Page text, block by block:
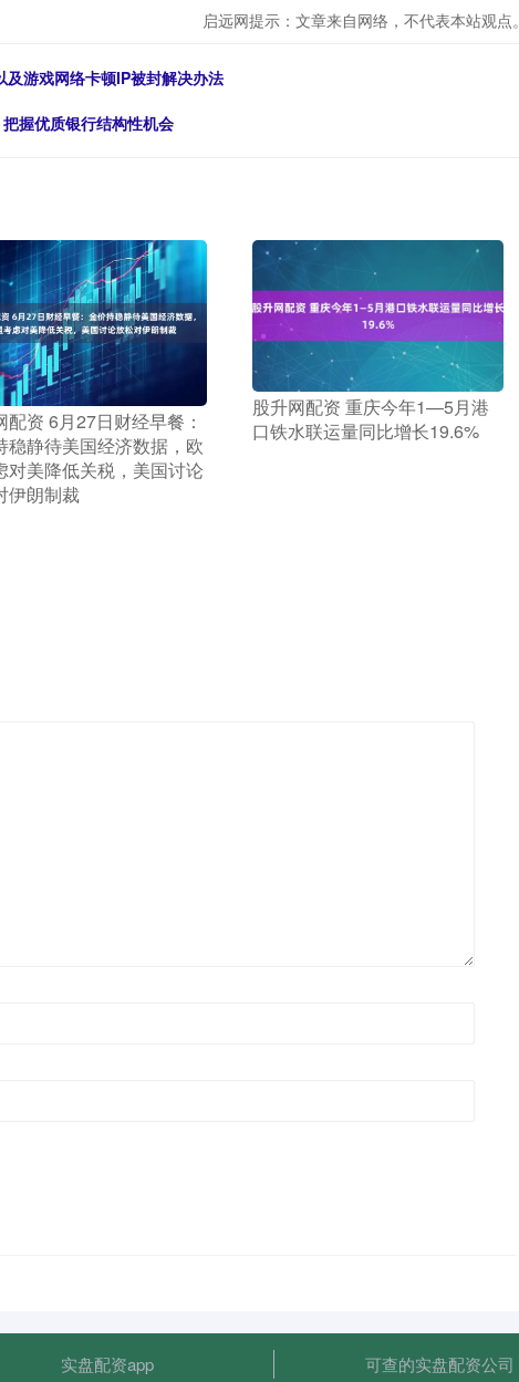
启远网提示：文章来自网络，不代表本站观点。
游戏网络卡顿IP被封解决办法
握优质银行结构性机会
配资 6月27日财经早餐：
稳静待美国经济数据，欧
对美降低关税，美国讨论
伊朗制裁
​股升网配资 重庆今年1—5月港
口铁水联运量同比增长19.6%
实盘配资app 可查的实盘配资公司